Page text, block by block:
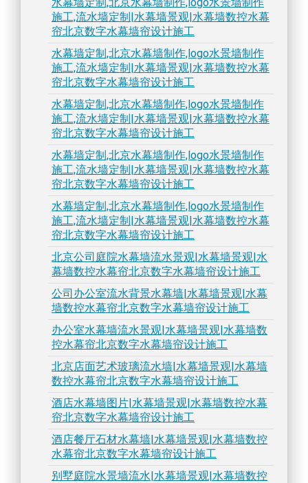
施工,流水墙定制|水幕墙景观|水幕墙数控水幕
帘北京数字水幕墙帘设计施工
水幕墙定制,北京水幕墙制作,logo水景墙制作
施工,流水墙定制|水幕墙景观|水幕墙数控水幕
帘北京数字水幕墙帘设计施工
水幕墙定制,北京水幕墙制作,logo水景墙制作
施工,流水墙定制|水幕墙景观|水幕墙数控水幕
帘北京数字水幕墙帘设计施工
水幕墙定制,北京水幕墙制作,logo水景墙制作
施工,流水墙定制|水幕墙景观|水幕墙数控水幕
帘北京数字水幕墙帘设计施工
水幕墙定制,北京水幕墙制作,logo水景墙制作
施工,流水墙定制|水幕墙景观|水幕墙数控水幕
帘北京数字水幕墙帘设计施工
北京公司庭院水幕墙流水景观|水幕墙景观|水
幕墙数控水幕帘北京数字水幕墙帘设计施工
公司办公室流水背景水幕墙|水幕墙景观|水幕
墙数控水幕帘北京数字水幕墙帘设计施工
办公室水幕墙流水景观|水幕墙景观|水幕墙数
控水幕帘北京数字水幕墙帘设计施工
北京店面艺术玻璃流水墙|水幕墙景观|水幕墙
数控水幕帘北京数字水幕墙帘设计施工
酒店水幕墙图片|水幕墙景观|水幕墙数控水幕
帘北京数字水幕墙帘设计施工
酒店餐厅石材水幕墙|水幕墙景观|水幕墙数控
水幕帘北京数字水幕墙帘设计施工
别墅庭院水景墙流水|水幕墙景观|水幕墙数控